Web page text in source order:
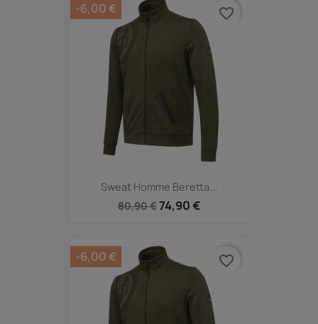
Sweat Homme Beretta...
80,90 €74,90 €
-6,00 € favorite_border
-6,00 € favorite_border